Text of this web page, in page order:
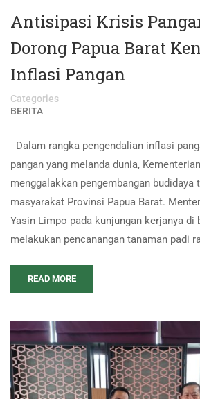
Antisipasi Krisis
Dorong Papua Barat
Inflasi Pangan
Categories
BERITA
Dalam rangka pengendalian inflasi
pangan yang melanda dunia,
menggalakkan pengembangan budidaya
masyarakat Provinsi Papua Barat.
Yasin Limpo pada kunjungan kerjanya di
melakukan pencanangan tanaman padi
READ MORE